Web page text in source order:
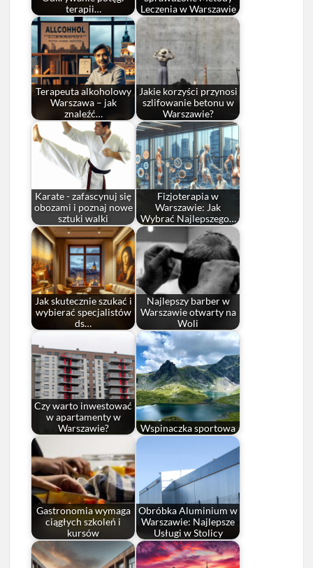
terapii…
Leczenia w Warszawie
Terapeuta alkoholowy
Warszawa – jak
znaleźć…
Jakie korzyści przynosi
szlifowanie betonu w
Warszawie?
Karate - zafascynuj się
obozami i poznaj nowe
sztuki walki
Fizjoterapia w
Warszawie: Jak
Wybrać Najlepszego…
Jak skutecznie szukać i
wybierać specjalistów
ds…
Najlepszy barber w
Warszawie otwarty na
Woli
Czy warto inwestować
w apartamenty w
Warszawie?
Wspinaczka sportowa
Gastronomia wymaga
ciągłych szkoleń i
kursów
Obróbka Aluminium w
Warszawie: Najlepsze
Usługi w Stolicy